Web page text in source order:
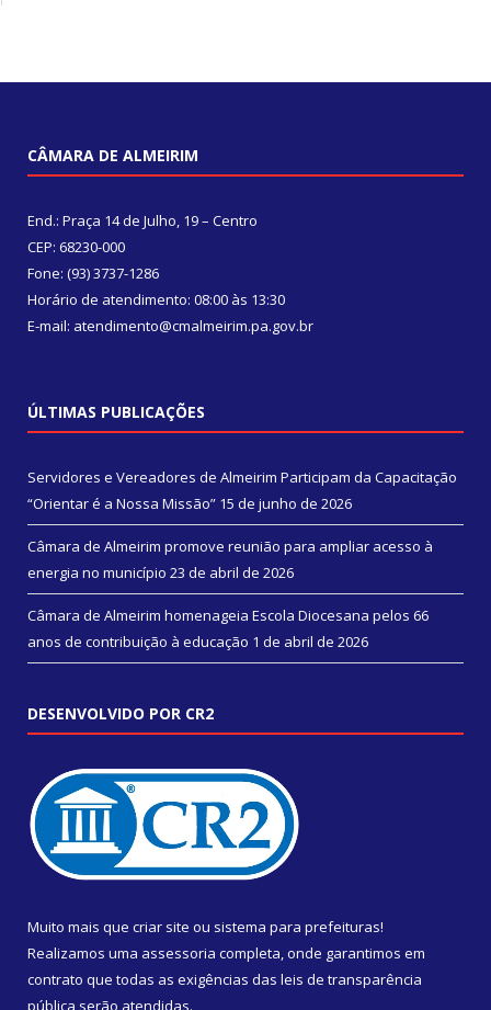
CÂMARA DE ALMEIRIM
End.: Praça 14 de Julho, 19 – Centro
CEP: 68230-000
Fone: (93) 3737-1286
Horário de atendimento: 08:00 às 13:30
E-mail: atendimento@cmalmeirim.pa.gov.br
ÚLTIMAS PUBLICAÇÕES
Servidores e Vereadores de Almeirim Participam da Capacitação
“Orientar é a Nossa Missão” 15 de junho de 2026
Câmara de Almeirim promove reunião para ampliar acesso à
energia no município 23 de abril de 2026
Câmara de Almeirim homenageia Escola Diocesana pelos 66
anos de contribuição à educação 1 de abril de 2026
DESENVOLVIDO POR CR2
Muito mais que criar site ou sistema para prefeituras!
Realizamos uma assessoria completa, onde garantimos em
contrato que todas as exigências das leis de transparência
pública serão atendidas.